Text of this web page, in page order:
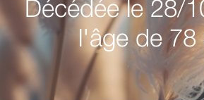
Décédée le 28/
l'âge de 78